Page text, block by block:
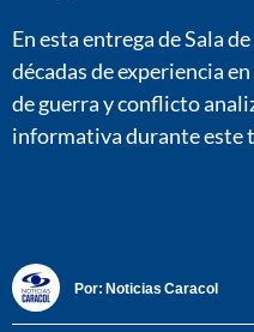
En esta entrega de Sala
décadas de experiencia
de guerra y conflicto
informativa durante este
Por: Noticias Caracol